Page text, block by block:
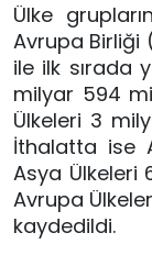
Ülke
Avrupa Birliği
ile ilk sırada
milyar 594
Ülkeleri 3
İthalatta ise
Asya Ülkeleri
Avrupa
kaydedildi.